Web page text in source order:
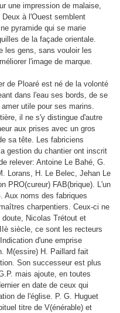
une impression de malaise,
à l'Ouest semblent
pyramide qui se marie
de la façade orientale.
les gens, sans vouloir les
l'image de marque.
de Ploaré est né de la volonté
dans l'eau ses bords, de se
utile pour ses marins.
il ne s'y distingue d'autre
aux prises avec un gros
sa tête. Les fabriciens
gestion du chantier ont inscrit
relever: Antoine Le Bahé, G.
Lorans, H. Le Belec, Jehan Le
PRO(cureur) FAB(brique). L'un
Aux noms des fabriques
charpentiers. Ceux-ci ne
Nicolas Trétout et
siècle, ce sont les recteurs
d'une emprise
M(essire) H. Paillard fait
Son successeur est plus
mais ajoute, en toutes
en date de ceux qui
de l'église. P. G. Huguet
titre de V(énérable) et